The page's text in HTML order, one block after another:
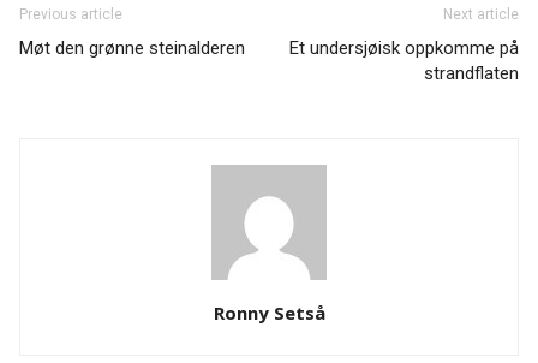
Previous article
Møt den grønne steinalderen
Next article
Et undersjøisk oppkomme på
strandflaten
Ronny Setså